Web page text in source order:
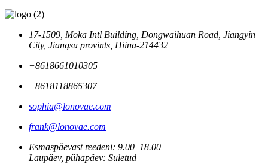
17-1509, Moka Intl Building, Dongwaihuan Road, Jiangyin
City, Jiangsu provints, Hiina-214432
+8618661010305
+8618118865307
sophia@lonovae.com
frank@lonovae.com
Esmaspäevast reedeni: 9.00–18.00
Laupäev, pühapäev: Suletud